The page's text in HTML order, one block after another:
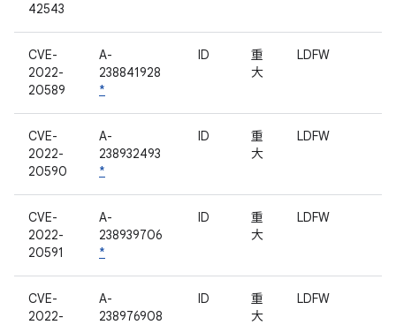
42543
CVE-
2022-
20589
A-
238841928
*
ID
重
大
LDFW
CVE-
2022-
20590
A-
238932493
*
ID
重
大
LDFW
CVE-
2022-
20591
A-
238939706
*
ID
重
大
LDFW
CVE-
2022-
A-
238976908
ID
重
大
LDFW